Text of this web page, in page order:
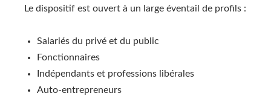
Le dispositif est ouvert à un large éventail de profils :
Salariés du privé et du public
Fonctionnaires
Indépendants et professions libérales
Auto-entrepreneurs